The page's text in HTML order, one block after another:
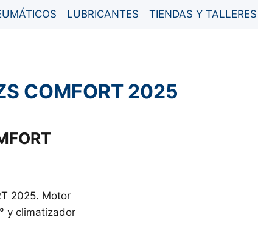
LUBRICANTES TIENDAS Y TALLERES
COMFORT 2025
2025. Motor
y climatizador